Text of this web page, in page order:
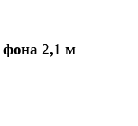
фона 2,1 м